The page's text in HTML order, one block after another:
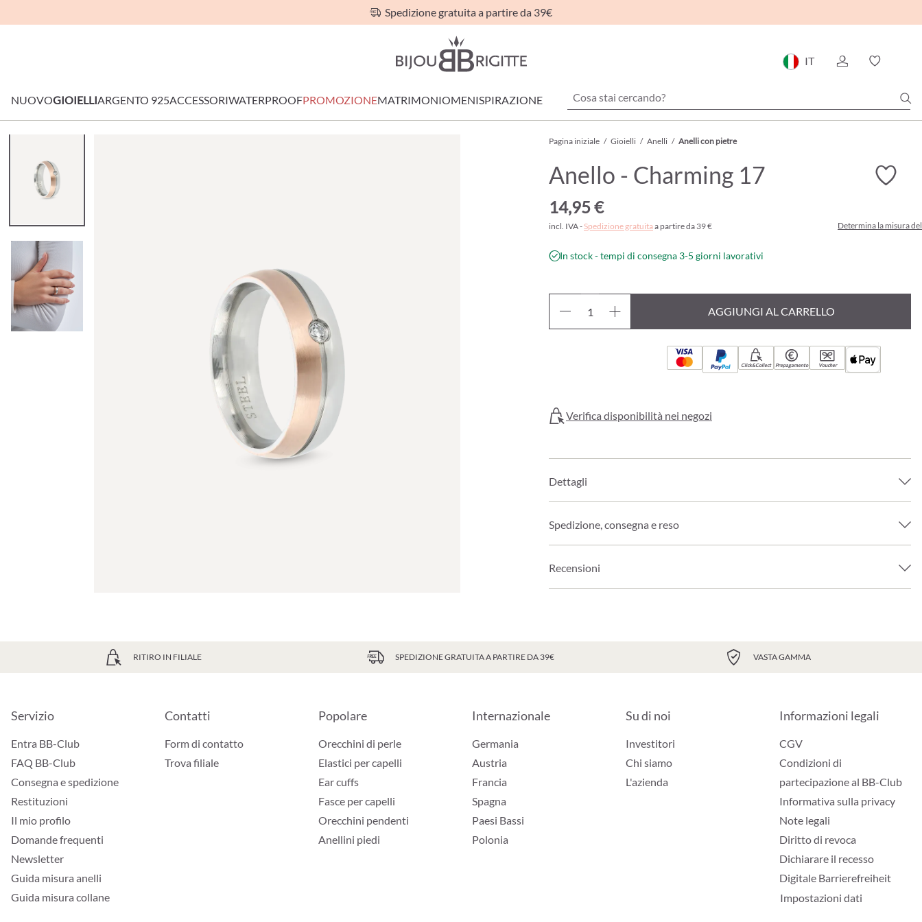
Spedizione gratuita a partire da 39€
IT
NUOVOGIOIELLIARGENTO 925ACCESSORIWATERPROOFPROMOZIONEMATRIMONIOMENISPIRAZIONE
Pagina iniziale / Gioielli / Anelli / Anelli con pietre
Anello - Charming 17
14,95 €
incl. IVA - Spedizione gratuitaa partire da 39 € Determina la misura
In stock - tempi di consegna 3-5 giorni lavorativi
AGGIUNGI AL CARRELLO
Click&Collect Prepagamento Voucher
Verifica disponibilità nei negozi
Dettagli
Spedizione, consegna e reso
Recensioni
RITIRO IN FILIALE SPEDIZIONE GRATUITA A PARTIRE DA 39€ VASTA GAMMA
Servizio
Entra BB-Club
FAQ BB-Club
Consegna e spedizione
Restituzioni
Il mio profilo
Domande frequenti
Newsletter
Guida misura anelli
Guida misura collane
Contatti
Form di contatto
Trova filiale
Popolare
Orecchini di perle
Elastici per capelli
Ear cuffs
Fasce per capelli
Orecchini pendenti
Anellini piedi
Internazionale
Germania
Austria
Francia
Spagna
Paesi Bassi
Polonia
Su di noi
Investitori
Chi siamo
L'azienda
Informazioni legali
CGV
Condizioni di
partecipazione al BB-Club
Informativa sulla privacy
Note legali
Diritto di revoca
Dichiarare il recesso
Digitale Barrierefreiheit
Impostazioni dati